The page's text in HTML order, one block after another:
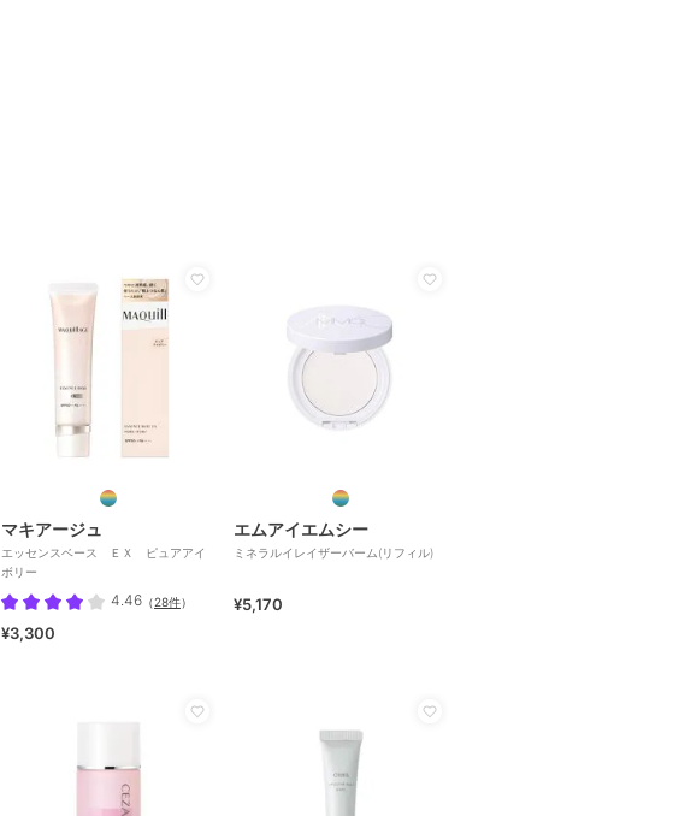
マキアージュ
エッセンスベース ＥＸ ピュアアイ
ボリー
4.46 （28件）
¥3,300
エムアイエムシー
ミネラルイレイザーバーム(リフィル)
¥5,170